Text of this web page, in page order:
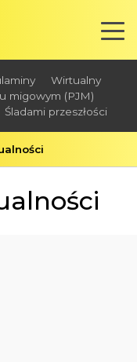
Wirtualny
migowym (PJM)
Śladami przeszłości